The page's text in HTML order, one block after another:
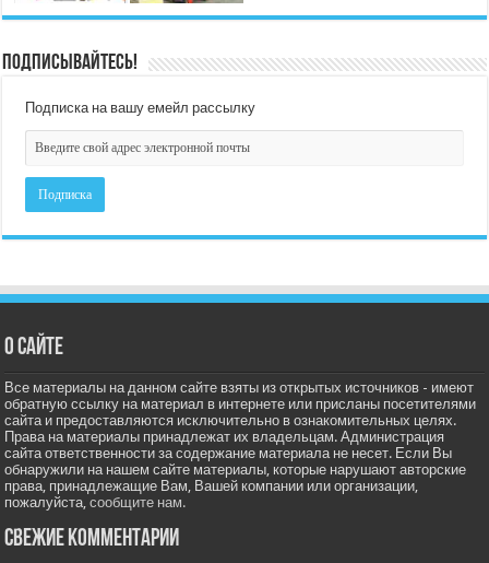
Подписывайтесь!
Подписка на вашу емейл рассылку
О сайте
Все материалы на данном сайте взяты из открытых источников - имеют
обратную ссылку на материал в интернете или присланы посетителями
сайта и предоставляются исключительно в ознакомительных целях.
Права на материалы принадлежат их владельцам. Администрация
сайта ответственности за содержание материала не несет. Если Вы
обнаружили на нашем сайте материалы, которые нарушают авторские
права, принадлежащие Вам, Вашей компании или организации,
пожалуйста,сообщите нам.
Свежие комментарии